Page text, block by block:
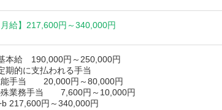
月給】 217,600円～340,000円
本給 190,000円～250,000円
期的に支払われる手当
能手当 20,000円～80,000円
殊業務手当 7,600円～10,000円
217,600円～340,000円